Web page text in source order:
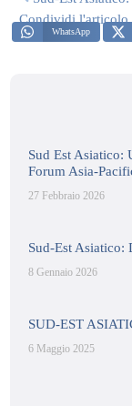
Condividi l'articolo
WhatsApp
Sud Est Asiatico:
Forum Asia-
27 Febbraio 2026
Sud-Est Asiatico:
8 Gennaio 2026
SUD-EST
6 Maggio 2025